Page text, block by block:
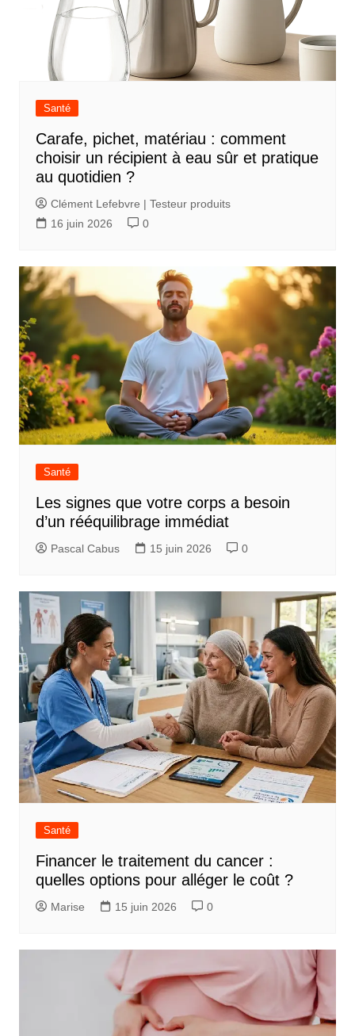
Santé
Carafe, pichet, matériau : comment
choisir un récipient à eau sûr et pratique
au quotidien ?
Clément Lefebvre | Testeur produits
16 juin 2026
0
Santé
Les signes que votre corps a besoin
d’un rééquilibrage immédiat
Pascal Cabus 15 juin 2026 0
Santé
Financer le traitement du cancer :
quelles options pour alléger le coût ?
Marise 15 juin 2026 0